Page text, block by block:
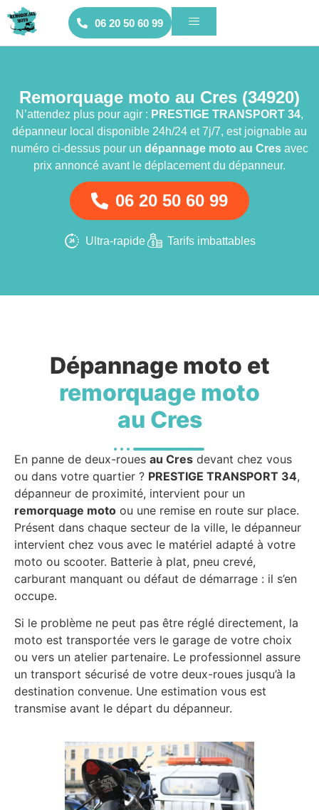
06 20 50 60 99
Remorquage moto au Cres (34920)
N’attendez plus pour agir : PRESTIGE TRANSPORT 34,
dépanneur local disponible 24h/24 et 7j/7, est joignable au
numéro ci-dessus pour un dépannage moto au Cres avec
prix annoncé avant le déplacement du dépanneur.
06 20 50 60 99
Ultra-rapide Tarifs imbattables
Dépannage moto et
remorquage moto
au Cres
En panne de deux-roues au Cres devant chez vous
ou dans votre quartier ? PRESTIGE TRANSPORT 34,
dépanneur de proximité, intervient pour un
remorquage moto ou une remise en route sur place.
Présent dans chaque secteur de la ville, le dépanneur
intervient chez vous avec le matériel adapté à votre
moto ou scooter. Batterie à plat, pneu crevé,
carburant manquant ou défaut de démarrage : il s’en
occupe.
Si le problème ne peut pas être réglé directement, la
moto est transportée vers le garage de votre choix
ou vers un atelier partenaire. Le professionnel assure
un transport sécurisé de votre deux-roues jusqu’à la
destination convenue. Une estimation vous est
transmise avant le départ du dépanneur.